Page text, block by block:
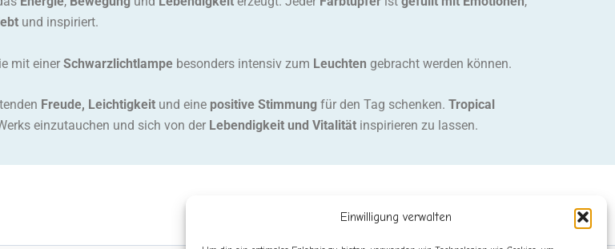
Einwilligung verwalten
und inspiriert.
mit einer Schwarzlichtlampe besonders intensiv zum Leuchten gebracht werden können.
Freude, Leichtigkeit und eine positive Stimmung für den Tag schenken. Tropical
einzutauchen und sich von der Lebendigkeit und Vitalität inspirieren zu lassen.